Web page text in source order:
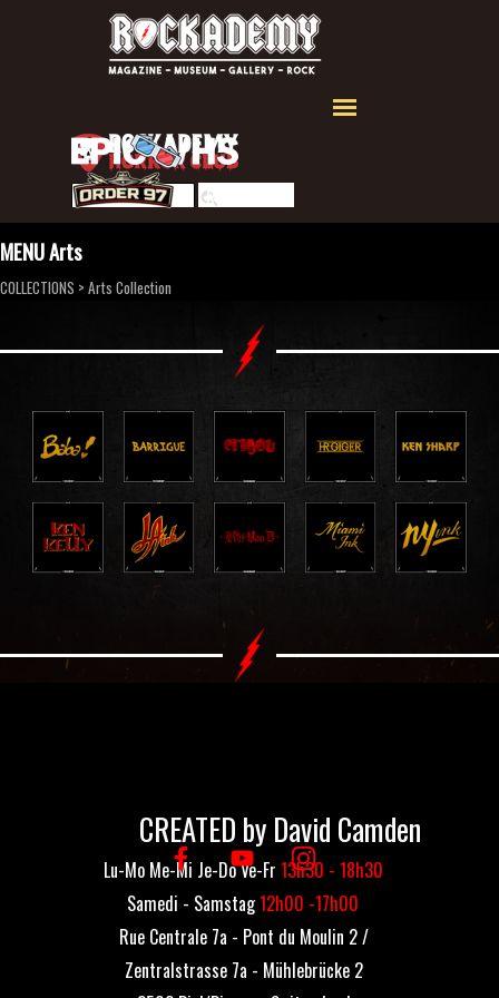
Sauter le menu
Rechercher
MENU Arts
COLLECTIONS > Arts Collection
Rue Centrale 7a - Pont du Moulin 2 /
Zentralstrasse 7a - Mühlebrücke 2
Lu-Mo Me-Mi Je-Do Ve-Fr 13h30 - 18h30
Samedi - Samstag12h00 -17h00
CREATED by David Camden